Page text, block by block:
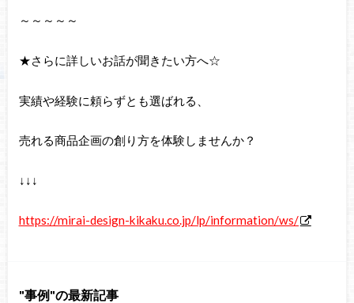
～～～～～
★さらに詳しいお話が聞きたい方へ☆
実績や経験に頼らずとも選ばれる、
売れる商品企画の創り方を体験しませんか？
↓↓↓
https://mirai-design-kikaku.co.jp/lp/information/ws/
事例 の最新記事